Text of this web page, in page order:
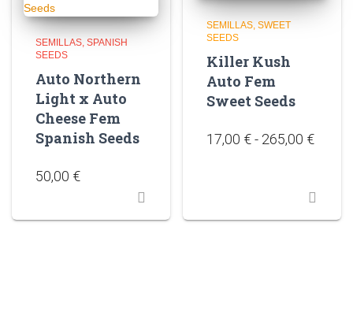
SEMILLAS SPANISH
SEEDS
Auto Northern
Light x Auto
Cheese Fem
Spanish Seeds
50,00 €
SEMILLAS SWEET
SEEDS
Killer Kush
Auto Fem
Sweet Seeds
17,00 € - 265,00 €